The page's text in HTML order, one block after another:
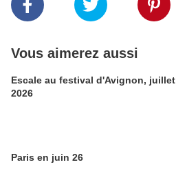
Vous aimerez aussi
Escale au festival d'Avignon, juillet
2026
Paris en juin 26